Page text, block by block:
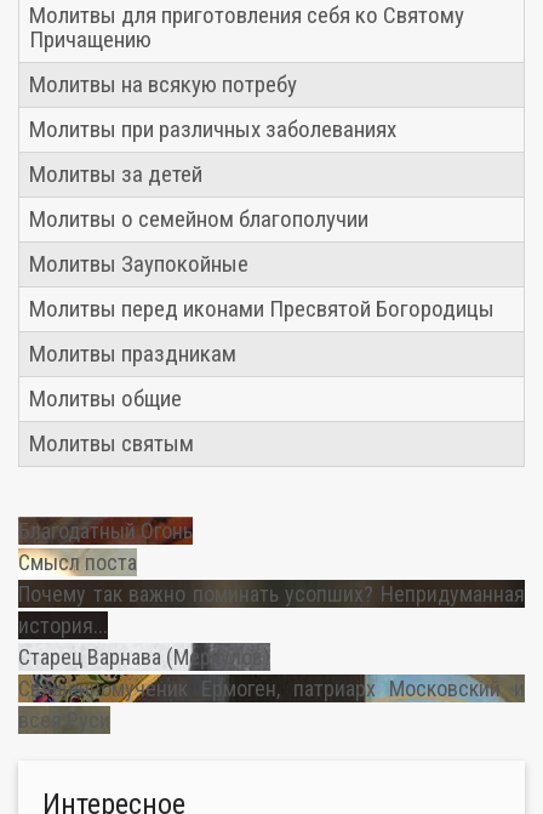
Молитвы для приготовления себя ко Святому
Причащению
Молитвы на всякую потребу
Молитвы при различных заболеваниях
Молитвы за детей
Молитвы о семейном благополучии
Молитвы Заупокойные
Молитвы перед иконами Пресвятой Богородицы
Молитвы праздникам
Молитвы общие
Молитвы святым
Благодатный Огонь
Смысл поста
Почему так важно поминать усопших? Непридуманная
история...
Старец Варнава (Меркулов)
Священномученик Ермоген, патриарх Московский и
всея Руси
Интересное